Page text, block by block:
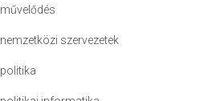
művelődés
nemzetközi szervezetek
politika